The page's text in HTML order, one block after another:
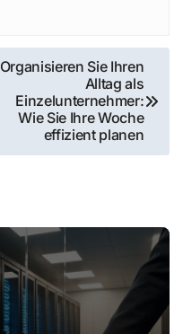
Organisieren Sie Ihren
Alltag als
Einzelunternehmer:
Wie Sie Ihre Woche
effizient planen